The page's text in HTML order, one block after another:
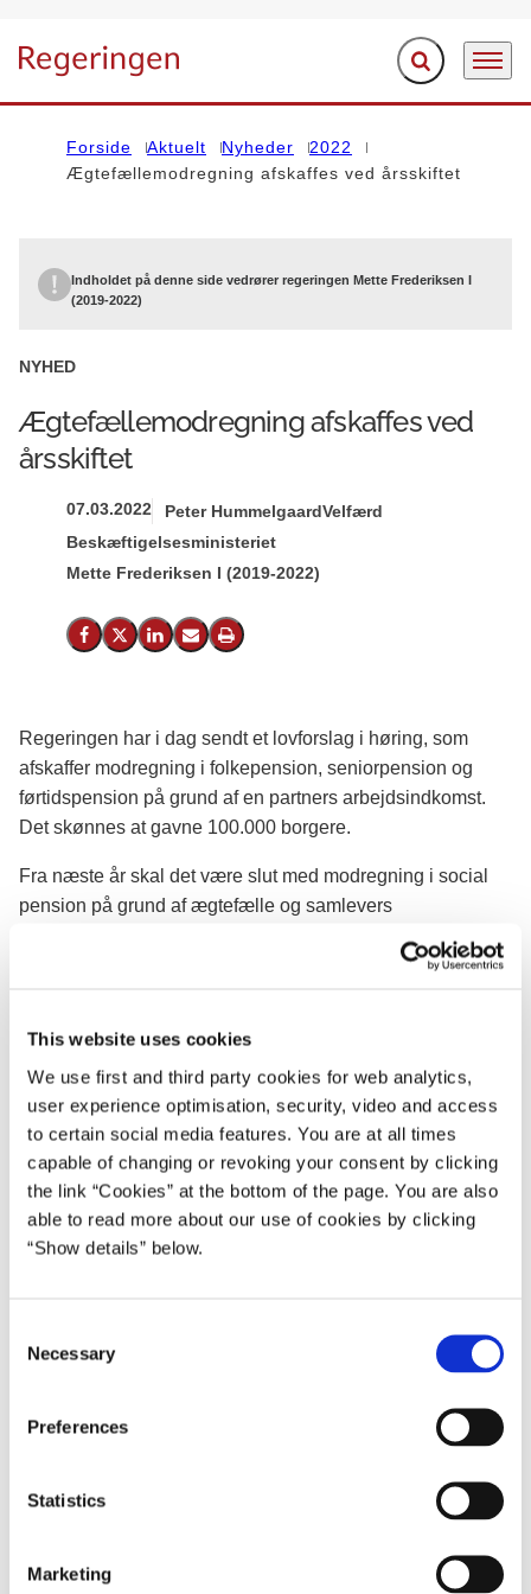
This website uses cookies
We use first and third party cookies for web analytics,
user experience optimisation, security, video and access
to certain social media features. You are at all times
capable of changing or revoking your consent by clicking
the link “Cookies” at the bottom of the page. You are also
able to read more about our use of cookies by clicking
“Show details” below.
Necessary
Preferences
Statistics
Marketing
Gå til forsiden Fold søgefelt ud
Menu
Forside Aktuelt Nyheder
2022
Ægtefællemodregning afskaffes ved årsskiftet
Indholdet på denne side vedrører regeringen Mette Frederiksen I
(2019-2022)
NYHED
Ægtefællemodregning afskaffes ved
årsskiftet
07.03.2022 Peter HummelgaardVelfærd
Beskæftigelsesministeriet
Mette Frederiksen I (2019-2022)
Del på Facebook
Del på X (Twitter)
Del på LinkedIn
Send email
Print
Regeringen har i dag sendt et lovforslag i høring, som
afskaffer modregning i folkepension, seniorpension og
førtidspension på grund af en partners arbejdsindkomst.
Det skønnes at gavne 100.000 borgere.
Fra næste år skal det være slut med modregning i social
pension på grund af ægtefælle og samlevers
partners arbejdsindtægt.
Lovforslaget er i dag sendt i høring med høringsfrist den
21. marts, og forventes allerede at kunne træde i kraft den
1. januar 2023.
I aftalen blev det også besluttet at afskaffe modregning i
Omkring 130.000 borgere skønnes at blive omfattet af de
folkepensionister, som vil blive modregnet i deres
folkepensionister, seniorpensionister og
arbejder.